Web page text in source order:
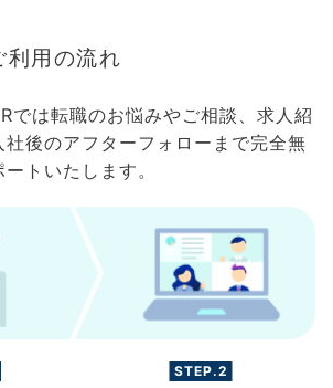
利用の流れ
では転職のお悩みやご相談、求人紹
後のアフターフォローまで完全無
トいたします。
STEP.2